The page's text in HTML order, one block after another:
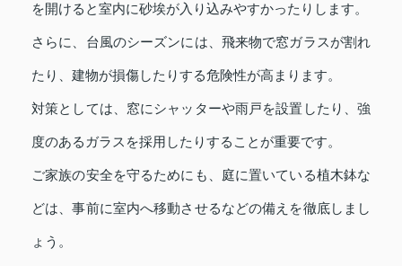
を開けると室内に砂埃が入り込みやすかったりします。
さらに、台風のシーズンには、飛来物で窓ガラスが割れ
たり、建物が損傷したりする危険性が高まります。
対策としては、窓にシャッターや雨戸を設置したり、強
度のあるガラスを採用したりすることが重要です。
ご家族の安全を守るためにも、庭に置いている植木鉢な
どは、事前に室内へ移動させるなどの備えを徹底しまし
ょう。